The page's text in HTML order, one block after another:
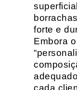
forte e
Embora
cada